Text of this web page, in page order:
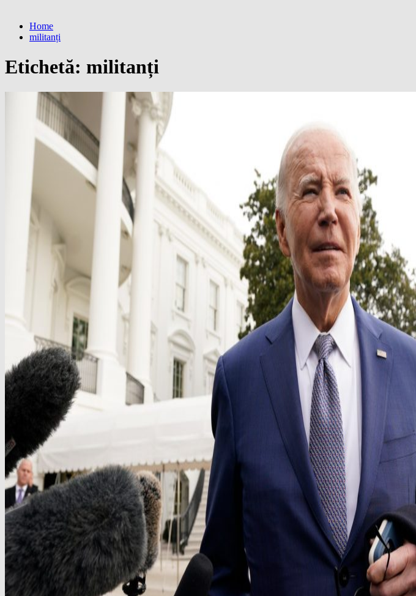
Home
militanți
Etichetă: militanți